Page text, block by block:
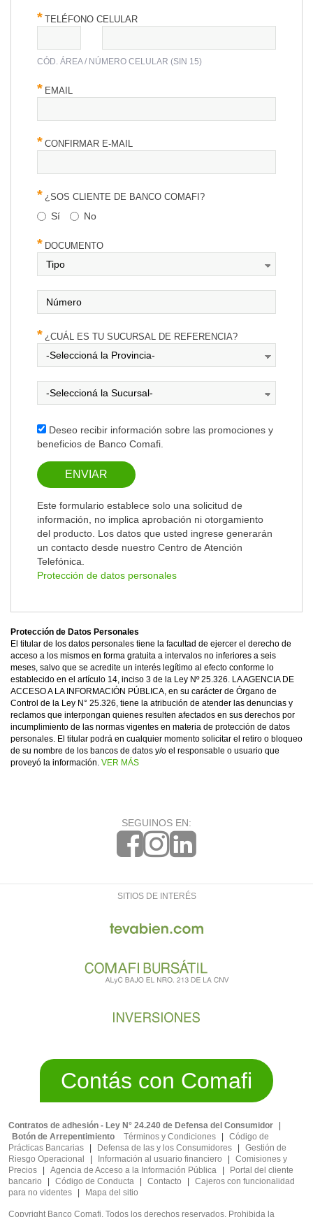
TELÉFONO CELULAR
CÓD. ÁREA / NÚMERO CELULAR (SIN 15)
EMAIL
CONFIRMAR E-MAIL
¿SOS CLIENTE DE BANCO COMAFI?
Sí No
DOCUMENTO
¿CUÁL ES TU SUCURSAL DE REFERENCIA?
Deseo recibir información sobre las promociones y
beneficios de Banco Comafi.
ENVIAR
Este formulario establece solo una solicitud de
información, no implica aprobación ni otorgamiento
del producto. Los datos que usted ingrese generarán
un contacto desde nuestro Centro de Atención
Telefónica.
Protección de datos personales
Protección de Datos Personales
El titular de los datos personales tiene la facultad de ejercer el derecho de
acceso a los mismos en forma gratuita a intervalos no inferiores a seis
meses, salvo que se acredite un interés legítimo al efecto conforme lo
establecido en el artículo 14, inciso 3 de la Ley Nº 25.326. LA AGENCIA DE
ACCESO A LA INFORMACIÓN PÚBLICA, en su carácter de Órgano de
Control de la Ley N° 25.326, tiene la atribución de atender las denuncias y
reclamos que interpongan quienes resulten afectados en sus derechos por
incumplimiento de las normas vigentes en materia de protección de datos
personales. El titular podrá en cualquier momento solicitar el retiro o bloqueo
de su nombre de los bancos de datos y/o el responsable o usuario que
proveyó la información. VER MÁS
SEGUINOS EN:
SITIOS DE INTERÉS
Contás con Comafi
Contratos de adhesión - Ley N° 24.240 de Defensa del Consumidor
Botón de Arrepentimiento
Términos y Condiciones
Código de
Prácticas Bancarias
Defensa de las y los Consumidores
Gestión de
Riesgo Operacional
Información al usuario financiero
Comisiones y
Precios
Agencia de Acceso a la Información Pública
Portal del cliente
bancario
Código de Conducta Contacto
Cajeros con funcionalidad
para no videntes
Mapa del sitio
Copyright Banco Comafi. Todos los derechos reservados. Prohibida la